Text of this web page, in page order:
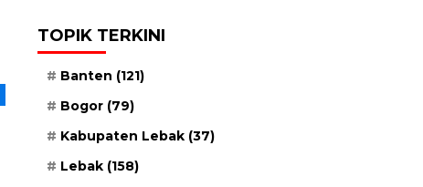
TOPIK TERKINI
Banten (121)
Bogor (79)
Kabupaten Lebak (37)
Lebak (158)